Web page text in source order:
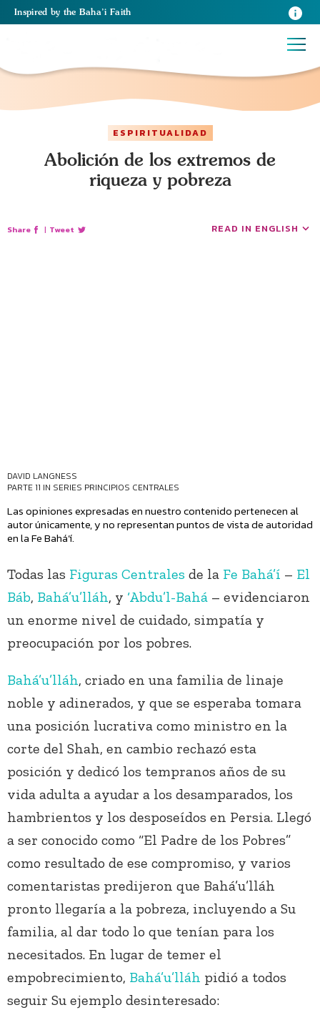
Inspired by the Baha’i Faith
ESPIRITUALIDAD
Abolición de los extremos de
riqueza y pobreza
Share | Tweet READ IN ENGLISH
DAVID LANGNESS
PARTE 11 IN SERIES PRINCIPIOS CENTRALES
Las opiniones expresadas en nuestro contenido pertenecen al
autor únicamente, y no representan puntos de vista de autoridad
en la Fe Bahá’í.
Todas las Figuras Centrales de la Fe Bahá’í – El
Báb, Bahá’u’lláh, y ‘Abdu’l-Bahá – evidenciaron
un enorme nivel de cuidado, simpatía y
preocupación por los pobres.
Bahá’u’lláh, criado en una familia de linaje
noble y adinerados, y que se esperaba tomara
una posición lucrativa como ministro en la
corte del Shah, en cambio rechazó esta
posición y dedicó los tempranos años de su
vida adulta a ayudar a los desamparados, los
hambrientos y los desposeídos en Persia. Llegó
a ser conocido como “El Padre de los Pobres”
como resultado de ese compromiso, y varios
comentaristas predijeron que Bahá’u’lláh
pronto llegaría a la pobreza, incluyendo a Su
familia, al dar todo lo que tenían para los
necesitados. En lugar de temer el
empobrecimiento, Bahá’u’lláh pidió a todos
seguir Su ejemplo desinteresado: